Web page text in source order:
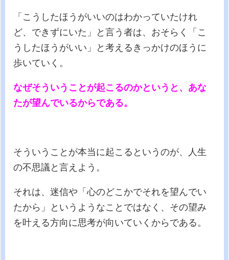
「こうしたほうがいいのはわかっていたけれ
ど、できずにいた」と言う者は、おそらく「こ
うしたほうがいい」と考えるきっかけのほうに
歩いていく。
なぜそういうことが起こるのかというと、あな
たが望んでいるからである。
そういうことが本当に起こるというのが、人生
の不思議と言えよう。
それは、迷信や「心のどこかでそれを望んでい
たから」というようなことではなく、その望み
を叶える方向に思考が向いていくからである。